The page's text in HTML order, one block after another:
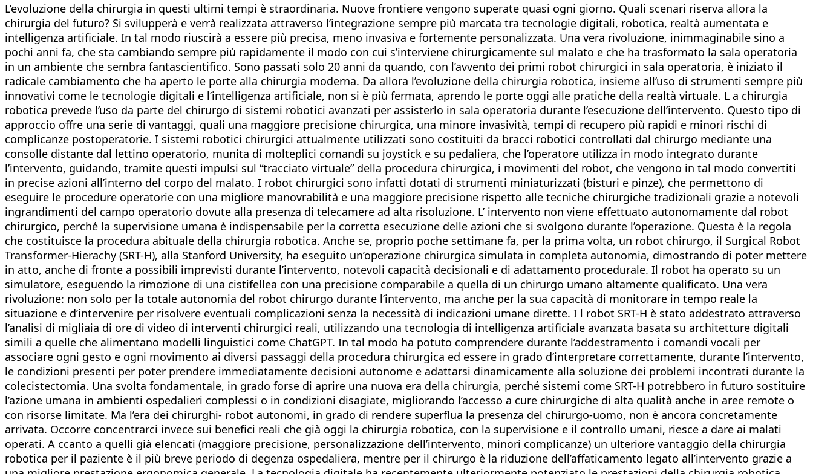
L’evoluzione della chirurgia in questi ultimi tempi è straordinaria. Nuove frontiere vengono superate quasi ogni giorno. Quali scenari riserva allora la
chirurgia del futuro? Si svilupperà e verrà realizzata attraverso l’integrazione sempre più marcata tra tecnologie digitali, robotica, realtà aumentata e
intelligenza artificiale. In tal modo riuscirà a essere più precisa, meno invasiva e fortemente personalizzata. Una vera rivoluzione, inimmaginabile sino a
pochi anni fa, che sta cambiando sempre più rapidamente il modo con cui s’interviene chirurgicamente sul malato e che ha trasformato la sala operatoria
in un ambiente che sembra fantascientifico. Sono passati solo 20 anni da quando, con l’avvento dei primi robot chirurgici in sala operatoria, è iniziato il
radicale cambiamento che ha aperto le porte alla chirurgia moderna. Da allora l’evoluzione della chirurgia robotica, insieme all’uso di strumenti sempre più
innovativi come le tecnologie digitali e l’intelligenza artificiale, non si è più fermata, aprendo le porte oggi alle pratiche della realtà virtuale. L a chirurgia
robotica prevede l’uso da parte del chirurgo di sistemi robotici avanzati per assisterlo in sala operatoria durante l’esecuzione dell’intervento. Questo tipo di
approccio offre una serie di vantaggi, quali una maggiore precisione chirurgica, una minore invasività, tempi di recupero più rapidi e minori rischi di
complicanze postoperatorie. I sistemi robotici chirurgici attualmente utilizzati sono costituiti da bracci robotici controllati dal chirurgo mediante una
consolle distante dal lettino operatorio, munita di molteplici comandi su joystick e su pedaliera, che l’operatore utilizza in modo integrato durante
l’intervento, guidando, tramite questi impulsi sul “tracciato virtuale” della procedura chirurgica, i movimenti del robot, che vengono in tal modo convertiti
in precise azioni all’interno del corpo del malato. I robot chirurgici sono infatti dotati di strumenti miniaturizzati (bisturi e pinze), che permettono di
eseguire le procedure operatorie con una migliore manovrabilità e una maggiore precisione rispetto alle tecniche chirurgiche tradizionali grazie a notevoli
ingrandimenti del campo operatorio dovute alla presenza di telecamere ad alta risoluzione. L’ intervento non viene effettuato autonomamente dal robot
chirurgico, perché la supervisione umana è indispensabile per la corretta esecuzione delle azioni che si svolgono durante l’operazione. Questa è la regola
che costituisce la procedura abituale della chirurgia robotica. Anche se, proprio poche settimane fa, per la prima volta, un robot chirurgo, il Surgical Robot
Transformer-Hierachy (SRT-H), alla Stanford University, ha eseguito un’operazione chirurgica simulata in completa autonomia, dimostrando di poter mettere
in atto, anche di fronte a possibili imprevisti durante l’intervento, notevoli capacità decisionali e di adattamento procedurale. Il robot ha operato su un
simulatore, eseguendo la rimozione di una cistifellea con una precisione comparabile a quella di un chirurgo umano altamente qualificato. Una vera
rivoluzione: non solo per la totale autonomia del robot chirurgo durante l’intervento, ma anche per la sua capacità di monitorare in tempo reale la
situazione e d’intervenire per risolvere eventuali complicazioni senza la necessità di indicazioni umane dirette. I l robot SRT-H è stato addestrato attraverso
l’analisi di migliaia di ore di video di interventi chirurgici reali, utilizzando una tecnologia di intelligenza artificiale avanzata basata su architetture digitali
simili a quelle che alimentano modelli linguistici come ChatGPT. In tal modo ha potuto comprendere durante l’addestramento i comandi vocali per
associare ogni gesto e ogni movimento ai diversi passaggi della procedura chirurgica ed essere in grado d’interpretare correttamente, durante l’intervento,
le condizioni presenti per poter prendere immediatamente decisioni autonome e adattarsi dinamicamente alla soluzione dei problemi incontrati durante la
colecistectomia. Una svolta fondamentale, in grado forse di aprire una nuova era della chirurgia, perché sistemi come SRT-H potrebbero in futuro sostituire
l’azione umana in ambienti ospedalieri complessi o in condizioni disagiate, migliorando l’accesso a cure chirurgiche di alta qualità anche in aree remote o
con risorse limitate. Ma l’era dei chirurghi- robot autonomi, in grado di rendere superflua la presenza del chirurgo-uomo, non è ancora concretamente
arrivata. Occorre concentrarci invece sui benefici reali che già oggi la chirurgia robotica, con la supervisione e il controllo umani, riesce a dare ai malati
operati. A ccanto a quelli già elencati (maggiore precisione, personalizzazione dell’intervento, minori complicanze) un ulteriore vantaggio della chirurgia
robotica per il paziente è il più breve periodo di degenza ospedaliera, mentre per il chirurgo è la riduzione dell’affaticamento legato all’intervento grazie a